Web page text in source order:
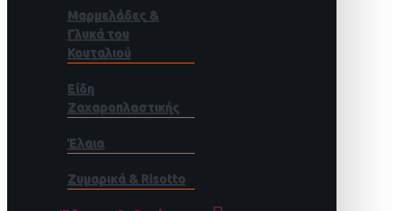
Μαρμελάδες &
Γλυκά του
Κουταλιού
Είδη
Ζαχαροπλαστικής
Έλαια
Ζυμαρικά & Risotto